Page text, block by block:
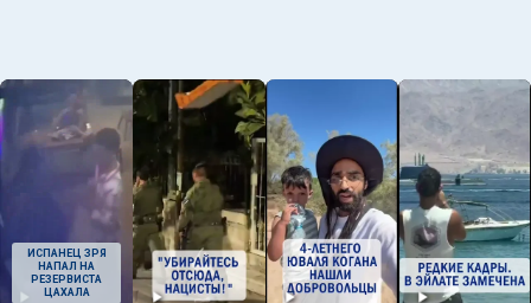
ИСПАНЕЦ ЗРЯ
НАПАЛ НА
РЕЗЕРВИСТА
ЦАХАЛА